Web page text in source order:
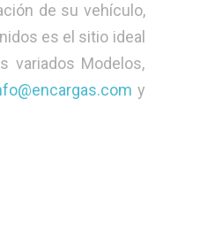
de su vehículo,
es el sitio ideal
variados Modelos,
y